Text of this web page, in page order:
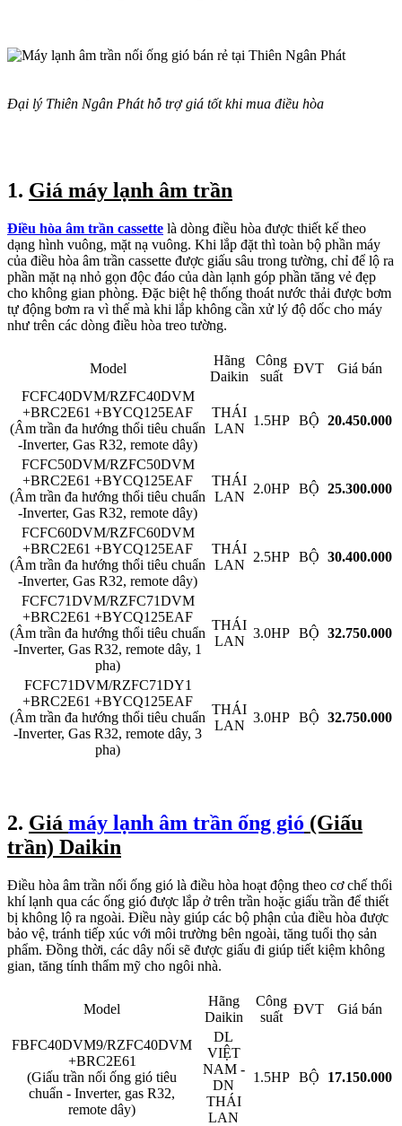
Đại lý Thiên Ngân Phát hỗ trợ giá tốt khi mua điều hòa
1. Giá máy lạnh âm trần
Điều hòa âm trần cassette là dòng điều hòa được thiết kế theo
dạng hình vuông, mặt nạ vuông. Khi lắp đặt thì toàn bộ phần máy
của điều hòa âm trần cassette được giấu sâu trong tường, chỉ để lộ ra
phần mặt nạ nhỏ gọn độc đáo của dàn lạnh góp phần tăng vẻ đẹp
cho không gian phòng. Đặc biệt hệ thống thoát nước thải được bơm
tự động bơm ra vì thế mà khi lắp không cần xử lý độ dốc cho máy
như trên các dòng điều hòa treo tường.
Model
Hãng
Daikin
Công
suất
ĐVT
Giá bán
FCFC40DVM/RZFC40DVM
+BRC2E61 +BYCQ125EAF
(Âm trần đa hướng thổi tiêu chuẩn
-Inverter, Gas R32, remote dây)
THÁI
LAN
1.5HP BỘ 20.450.000
FCFC50DVM/RZFC50DVM
+BRC2E61 +BYCQ125EAF
(Âm trần đa hướng thổi tiêu chuẩn
-Inverter, Gas R32, remote dây)
THÁI
LAN
2.0HP BỘ 25.300.000
FCFC60DVM/RZFC60DVM
+BRC2E61 +BYCQ125EAF
(Âm trần đa hướng thổi tiêu chuẩn
-Inverter, Gas R32, remote dây)
THÁI
LAN
2.5HP BỘ 30.400.000
FCFC71DVM/RZFC71DVM
+BRC2E61 +BYCQ125EAF
(Âm trần đa hướng thổi tiêu chuẩn
-Inverter, Gas R32, remote dây, 1
pha)
THÁI
LAN
3.0HP BỘ 32.750.000
FCFC71DVM/RZFC71DY1
+BRC2E61 +BYCQ125EAF
(Âm trần đa hướng thổi tiêu chuẩn
-Inverter, Gas R32, remote dây, 3
pha)
THÁI
LAN
3.0HP BỘ 32.750.000
2. Giá máy lạnh âm trần ống gió (Giấu
trần) Daikin
Điều hòa âm trần nối ống gió là điều hòa hoạt động theo cơ chế thổi
khí lạnh qua các ống gió được lắp ở trên trần hoặc giấu trần để thiết
bị không lộ ra ngoài. Điều này giúp các bộ phận của điều hòa được
bảo vệ, tránh tiếp xúc với môi trường bên ngoài, tăng tuổi thọ sản
phẩm. Đồng thời, các dây nối sẽ được giấu đi giúp tiết kiệm không
gian, tăng tính thẩm mỹ cho ngôi nhà.
Model
Hãng
Daikin
Công
suất
ĐVT Giá bán
FBFC40DVM9/RZFC40DVM
+BRC2E61
(Giấu trần nối ống gió tiêu
chuẩn - Inverter, gas R32,
remote dây)
DL
VIỆT
NAM -
DN
THÁI
LAN
1.5HP BỘ 17.150.000